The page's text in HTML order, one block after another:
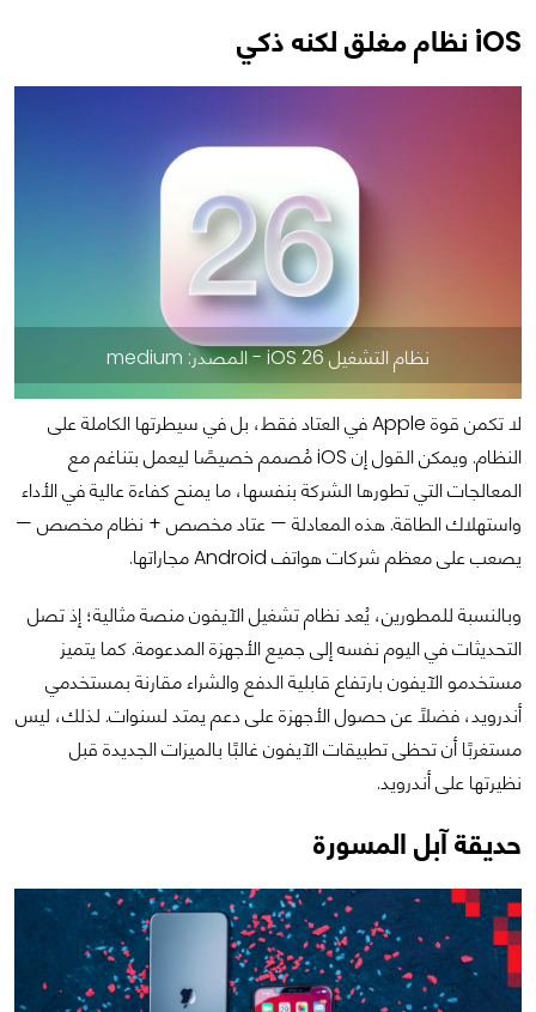
iOS نظام مغلق لكنه ذكي
نظام التشغيل iOS 26 - المصدر: medium
لا تكمن قوة Apple في العتاد فقط، بل في سيطرتها الكاملة على
النظام. ويمكن القول إن iOS مُصمم خصيصًا ليعمل بتناغم مع
المعالجات التي تطورها الشركة بنفسها، ما يمنح كفاءة عالية في الأداء
واستهلاك الطاقة. هذه المعادلة — عتاد مخصص + نظام مخصص —
يصعب على معظم شركات هواتف Android مجاراتها.
وبالنسبة للمطورين، يُعد نظام تشغيل الآيفون منصة مثالية؛ إذ تصل
التحديثات في اليوم نفسه إلى جميع الأجهزة المدعومة. كما يتميز
مستخدمو الآيفون بارتفاع قابلية الدفع والشراء مقارنة بمستخدمي
أندرويد، فضلًا عن حصول الأجهزة على دعم يمتد لسنوات. لذلك، ليس
مستغربًا أن تحظى تطبيقات الآيفون غالبًا بالميزات الجديدة قبل
نظيرتها على أندرويد.
حديقة آبل المسورة